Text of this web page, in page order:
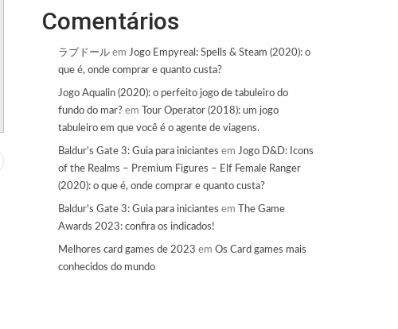
Comentários
ラブドールem Jogo Empyreal: Spells & Steam (2020): o
que é, onde comprar e quanto custa?
Jogo Aqualin (2020): o perfeito jogo de tabuleiro do
fundo do mar?em
Tour Operator (2018): um jogo
tabuleiro em que você é o agente de viagens.
Baldur's Gate 3: Guia para iniciantes em Jogo D&D: Icons
of the Realms – Premium Figures – Elf Female Ranger
(2020): o que é, onde comprar e quanto custa?
Baldur's Gate 3: Guia para iniciantes em
The Game
Awards 2023: confira os indicados!
Melhores card games de 2023 em Os Card games mais
conhecidos do mundo